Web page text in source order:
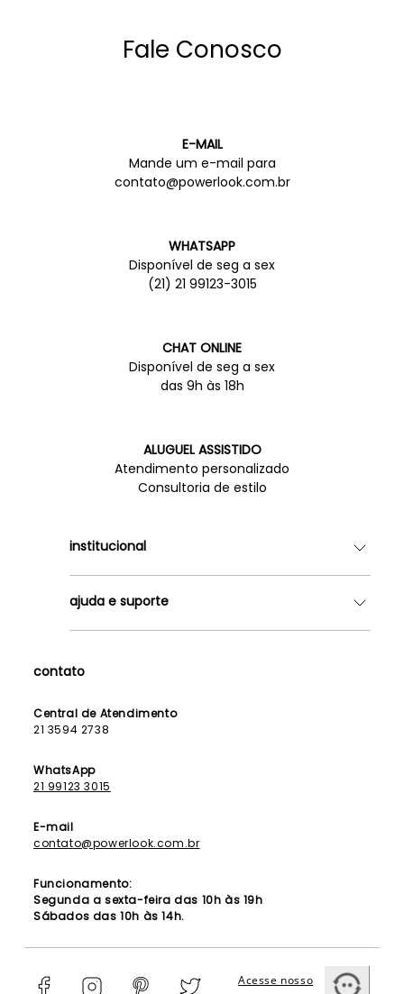
Fale Conosco
E-MAIL
Mande um e-mail para
contato@powerlook.com.br
WHATSAPP
Disponível de seg a sex
(21) 21 99123-3015
CHAT ONLINE
Disponível de seg a sex
das 9h às 18h
ALUGUEL ASSISTIDO
Atendimento personalizado
Consultoria de estilo
institucional
Lojas
Como Funciona
Lista de Formandas
ajuda e suporte
Política de Privacidade
contato
Central de Atendimento
21 3594 2738
WhatsApp
21 99123 3015
E-mail
contato@powerlook.com.br
Funcionamento:
Segunda a sexta-feira das 10h às 19h
Sábados das 10h às 14h.
Acesse nosso